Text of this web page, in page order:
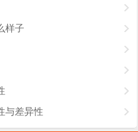
样子
与差异性